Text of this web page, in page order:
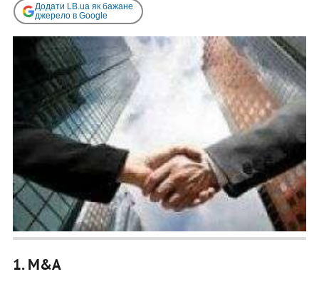
Додати LB.ua як бажане
джерело в Google
1. M&A